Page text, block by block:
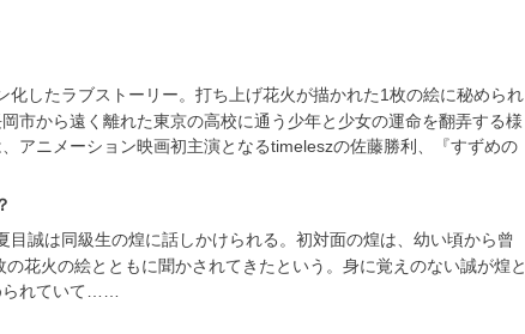
化したラブストーリー。打ち上げ花火が描かれた1枚の絵に秘められ
市から遠く離れた東京の高校に通う少年と少女の運命を翻弄する様
アニメーション映画初主演となるtimeleszの佐藤勝利、『すずめの
目誠は同級生の煌に話しかけられる。初対面の煌は、幼い頃から曾
の花火の絵とともに聞かされてきたという。身に覚えのない誠が煌と
られていて……